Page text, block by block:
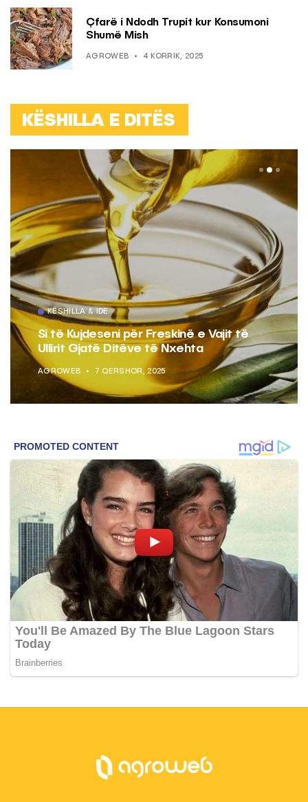
Çfarë i Ndodh Trupit kur Konsumoni
Shumë Mish
AGROWEB 4 KORRIK, 2025
KËSHILLA E DITËS
KËSHILLA & IDE
Si të Kujdeseni për Freskinë e Vajit të
Ullirit Gjatë Ditëve të Nxehta
AGROWEB 7 QERSHOR, 2025